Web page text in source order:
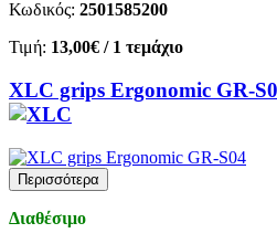
Κωδικός: 2501585200
Τιμή: 13,00€ / 1 τεμάχιο
XLC grips Ergonomic GR-
Περισσότερα
Διαθέσιμο